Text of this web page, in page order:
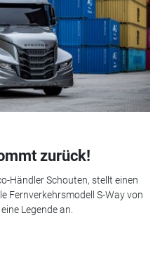
zurück!
Händler Schouten, stellt einen
Fernverkehrsmodell S-Way von
Legende an.